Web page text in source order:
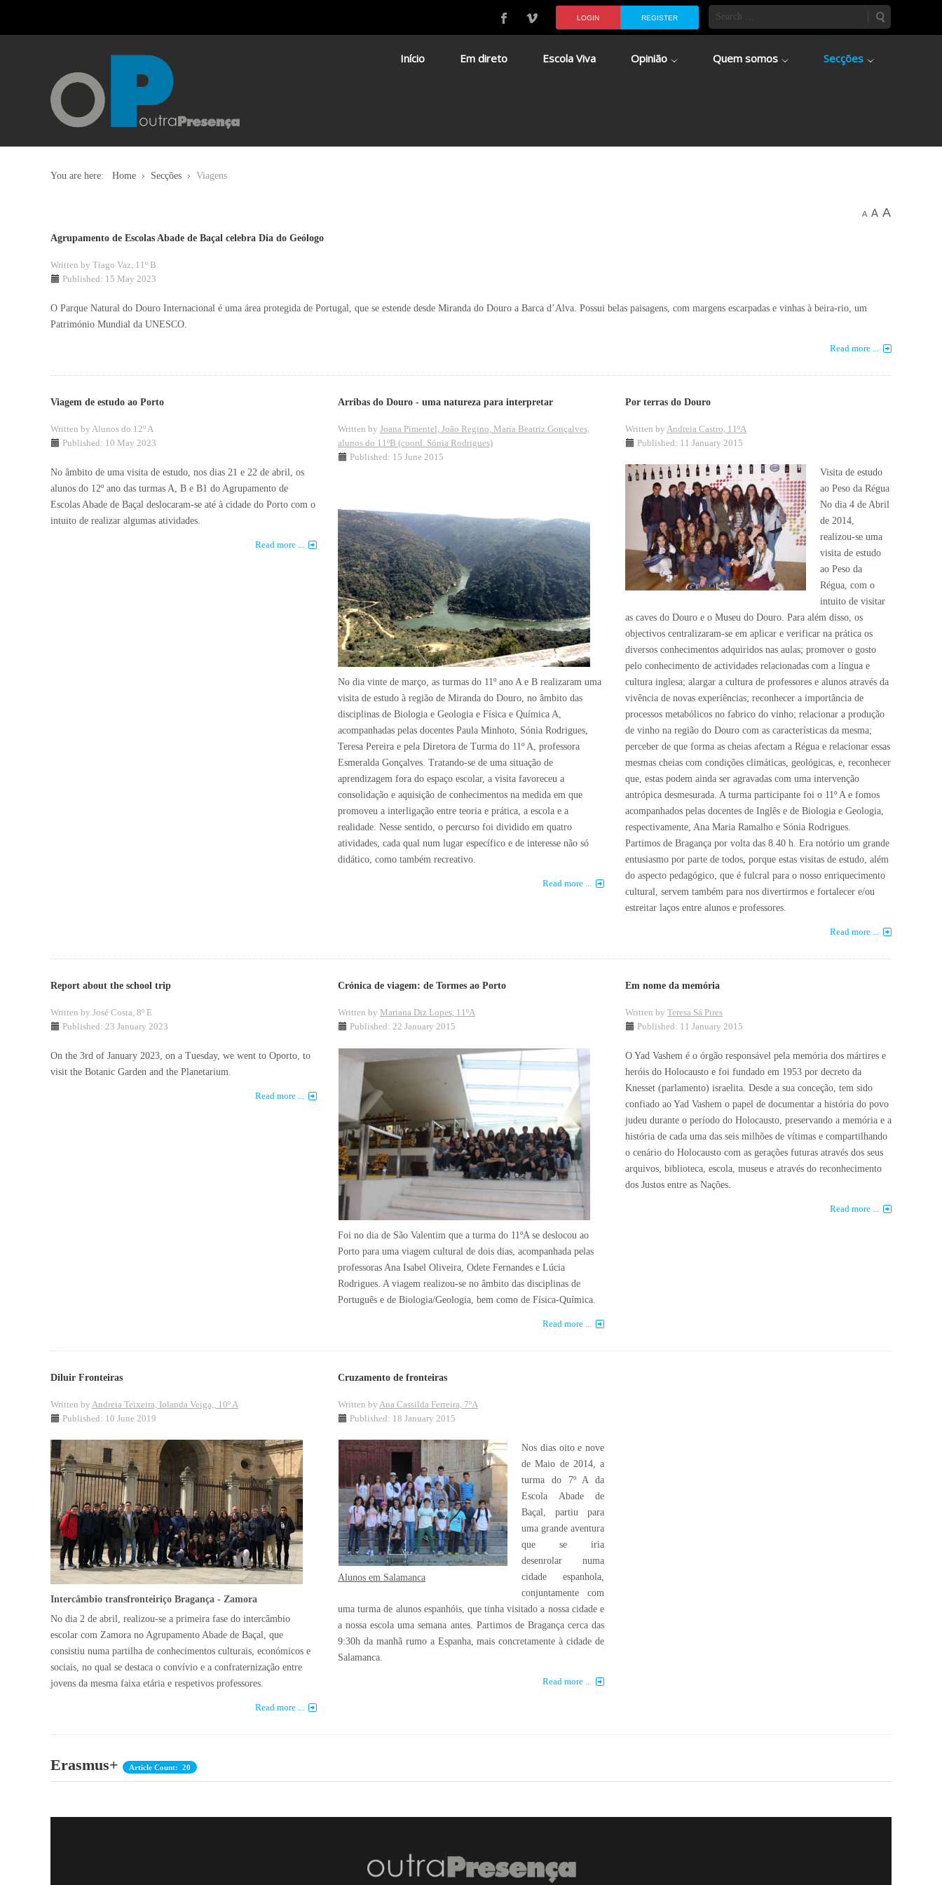
LOGIN REGISTER
Início Em direto Escola Viva Opinião Quem somos Secções
You are here: Home Secções Viagens
A A A
Agrupamento de Escolas Abade de Baçal celebra Dia do Geólogo
Written by Tiago Vaz, 11º B
Published: 15 May 2023
O Parque Natural do Douro Internacional é uma área protegida de Portugal, que se estende desde Miranda do Douro a Barca d’Alva. Possui belas paisagens, com margens escarpadas e vinhas à beira-rio, um
Património Mundial da UNESCO.
Read more ...
Viagem de estudo ao Porto
Written by Alunos do 12º A
Published: 10 May 2023
No âmbito de uma visita de estudo, nos dias 21 e 22 de abril, os
alunos do 12º ano das turmas A, B e B1 do Agrupamento de
Escolas Abade de Baçal deslocaram-se até à cidade do Porto com o
intuito de realizar algumas atividades.
Read more ...
Arribas do Douro - uma natureza para interpretar
Written by Joana Pimentel, João Regino, Maria Beatriz Gonçalves,
alunos do 11ºB (coord. Sónia Rodrigues)
Published: 15 June 2015
No dia vinte de março, as turmas do 11º ano A e B realizaram uma
visita de estudo à região de Miranda do Douro, no âmbito das
disciplinas de Biologia e Geologia e Física e Química A,
acompanhadas pelas docentes Paula Minhoto, Sónia Rodrigues,
Teresa Pereira e pela Diretora de Turma do 11º A, professora
Esmeralda Gonçalves. Tratando-se de uma situação de
aprendizagem fora do espaço escolar, a visita favoreceu a
consolidação e aquisição de conhecimentos na medida em que
promoveu a interligação entre teoria e prática, a escola e a
realidade. Nesse sentido, o percurso foi dividido em quatro
atividades, cada qual num lugar específico e de interesse não só
didático, como também recreativo.
Read more ...
Por terras do Douro
Written by Andreia Castro, 11ºA
Published: 11 January 2015
Visita de estudo
ao Peso da Régua
No dia 4 de Abril
de 2014,
realizou-se uma
visita de estudo
ao Peso da
Régua, com o
intuito de visitar
as caves do Douro e o Museu do Douro. Para além disso, os
objectivos centralizaram-se em aplicar e verificar na prática os
diversos conhecimentos adquiridos nas aulas; promover o gosto
pelo conhecimento de actividades relacionadas com a língua e
cultura inglesa; alargar a cultura de professores e alunos através da
vivência de novas experiências; reconhecer a importância de
processos metabólicos no fabrico do vinho; relacionar a produção
de vinho na região do Douro com as características da mesma;
perceber de que forma as cheias afectam a Régua e relacionar essas
mesmas cheias com condições climáticas, geológicas, e, reconhecer
que, estas podem ainda ser agravadas com uma intervenção
antrópica desmesurada. A turma participante foi o 11º A e fomos
acompanhados pelas docentes de Inglês e de Biologia e Geologia,
respectivamente, Ana Maria Ramalho e Sónia Rodrigues.
Partimos de Bragança por volta das 8.40 h. Era notório um grande
entusiasmo por parte de todos, porque estas visitas de estudo, além
do aspecto pedagógico, que é fulcral para o nosso enriquecimento
cultural, servem também para nos divertirmos e fortalecer e/ou
estreitar laços entre alunos e professores.
Read more ...
Report about the school trip
Written by José Costa, 8º E
Published: 23 January 2023
On the 3rd of January 2023, on a Tuesday, we went to Oporto, to
visit the Botanic Garden and the Planetarium.
Read more ...
Crónica de viagem: de Tormes ao Porto
Written by Mariana Diz Lopes, 11ºA
Published: 22 January 2015
Foi no dia de São Valentim que a turma do 11ºA se deslocou ao
Porto para uma viagem cultural de dois dias, acompanhada pelas
professoras Ana Isabel Oliveira, Odete Fernandes e Lúcia
Rodrigues. A viagem realizou-se no âmbito das disciplinas de
Português e de Biologia/Geologia, bem como de Física-Química.
Read more ...
Em nome da memória
Written by Teresa Sá Pires
Published: 11 January 2015
O Yad Vashem é o órgão responsável pela memória dos mártires e
heróis do Holocausto e foi fundado em 1953 por decreto da
Knesset (parlamento) israelita. Desde a sua conceção, tem sido
confiado ao Yad Vashem o papel de documentar a história do povo
judeu durante o período do Holocausto, preservando a memória e a
história de cada uma das seis milhões de vítimas e compartilhando
o cenário do Holocausto com as gerações futuras através dos seus
arquivos, biblioteca, escola, museus e através do reconhecimento
dos Justos entre as Nações.
Read more ...
Diluir Fronteiras
Written by Andreia Teixeira, Iolanda Veiga,, 10º A
Published: 10 June 2019
Intercâmbio transfronteiriço Bragança - Zamora
No dia 2 de abril, realizou-se a primeira fase do intercâmbio
escolar com Zamora no Agrupamento Abade de Baçal, que
consistiu numa partilha de conhecimentos culturais, económicos e
sociais, no qual se destaca o convívio e a confraternização entre
jovens da mesma faixa etária e respetivos professores.
Read more ...
Cruzamento de fronteiras
Written by Ana Cassilda Ferreira, 7ºA
Published: 18 January 2015
Alunos em Salamanca
Nos dias oito e nove
de Maio de 2014, a
turma do 7º A da
Escola Abade de
Baçal, partiu para
uma grande aventura
que se iria
desenrolar numa
cidade espanhola,
conjuntamente com
uma turma de alunos espanhóis, que tinha visitado a nossa cidade e
a nossa escola uma semana antes. Partimos de Bragança cerca das
9:30h da manhã rumo a Espanha, mais concretamente à cidade de
Salamanca.
Read more ...
Erasmus+ Article Count: 20